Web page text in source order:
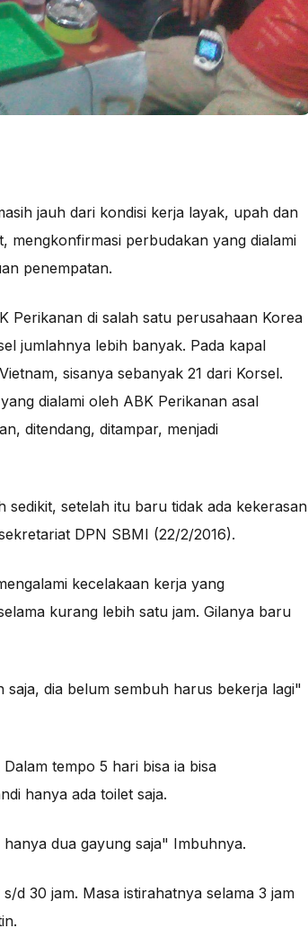
jauh dari kondisi kerja layak, upah dan
mengkonfirmasi perbudakan yang dialami
penempatan.
Perikanan di salah satu perusahaan Korea
jumlahnya lebih banyak. Pada kapal
sisanya sebanyak 21 dari Korsel.
dialami oleh ABK Perikanan asal
ditendang, ditampar, menjadi
setelah itu baru tidak ada kekerasan
DPN SBMI (22/2/2016).
kecelakaan kerja yang
kurang lebih satu jam. Gilanya baru
dia belum sembuh harus bekerja lagi"
tempo 5 hari bisa ia bisa
hanya ada toilet saja.
dua gayung saja" Imbuhnya.
d 30 jam. Masa istirahatnya selama 3 jam